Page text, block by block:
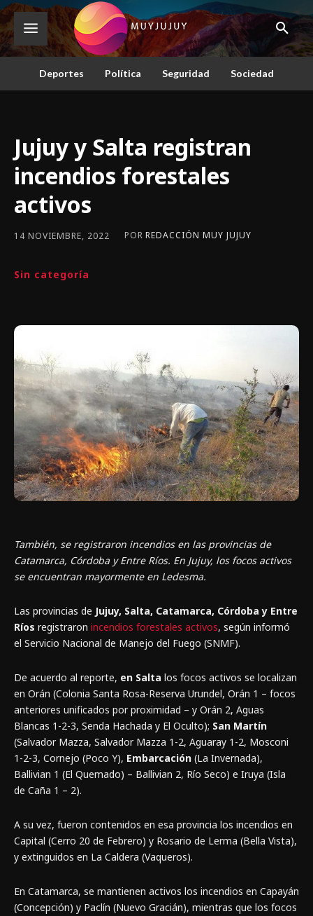
Deportes Política Seguridad Sociedad
Jujuy y Salta registran
incendios forestales
activos
14 NOVIEMBRE, 2022 POR REDACCIÓN MUY JUJUY
Sin categoría
También, se registraron incendios en las provincias de
Catamarca, Córdoba y Entre Ríos. En Jujuy, los focos activos
se encuentran mayormente en Ledesma.
Las provincias de Jujuy, Salta, Catamarca, Córdoba y Entre
Ríos registraron incendios forestales activos, según informó
el Servicio Nacional de Manejo del Fuego (SNMF).
De acuerdo al reporte, en Salta los focos activos se localizan
en Orán (Colonia Santa Rosa-Reserva Urundel, Orán 1 – focos
anteriores unificados por proximidad – y Orán 2, Aguas
Blancas 1-2-3, Senda Hachada y El Oculto); San Martín
(Salvador Mazza, Salvador Mazza 1-2, Aguaray 1-2, Mosconi
1-2-3, Cornejo (Poco Y), Embarcación (La Invernada),
Ballivian 1 (El Quemado) – Ballivian 2, Río Seco) e Iruya (Isla
de Caña 1 – 2).
A su vez, fueron contenidos en esa provincia los incendios en
Capital (Cerro 20 de Febrero) y Rosario de Lerma (Bella Vista),
y extinguidos en La Caldera (Vaqueros).
En Catamarca, se mantienen activos los incendios en Capayán
(Concepción) y Paclín (Nuevo Gracián), mientras que los focos